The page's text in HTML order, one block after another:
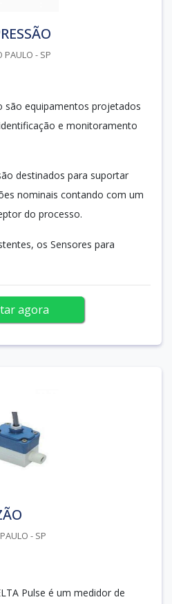
PAULO - SP
são equipamentos projetados
e monitoramento
destinados para suportar
nominais contando com um
do processo.
os Sensores para
agora
- SP
Pulse é um medidor de